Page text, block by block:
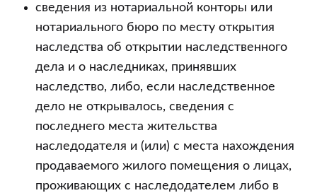
сведения из нотариальной конторы или
нотариального бюро по месту открытия
наследства об открытии наследственного
дела и о наследниках, принявших
наследство, либо, если наследственное
дело не открывалось, сведения с
последнего места жительства
наследодателя и (или) с места нахождения
продаваемого жилого помещения о лицах,
проживающих с наследодателем либо в